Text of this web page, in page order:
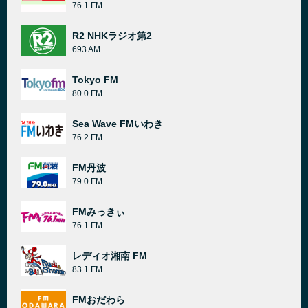
76.1 FM
R2 NHKラジオ第2
693 AM
Tokyo FM
80.0 FM
Sea Wave FMいわき
76.2 FM
FM丹波
79.0 FM
FMみっきぃ
76.1 FM
レディオ湘南 FM
83.1 FM
FMおだわら